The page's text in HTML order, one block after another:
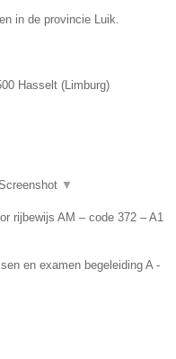
in de provincie Luik.
Hasselt (Limburg)
▼
rijbewijs AM – code 372 – A1
en examen begeleiding A -